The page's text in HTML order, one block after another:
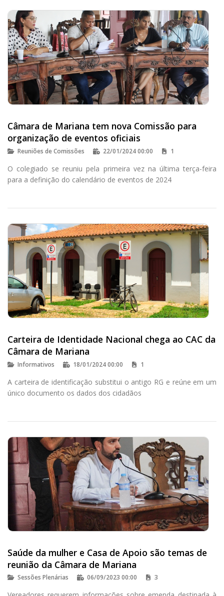
Câmara de Mariana tem nova Comissão para
organização de eventos oficiais
Reuniões de Comissões 22/01/2024 00:00 1
O colegiado se reuniu pela primeira vez na última terça-feira
para a definição do calendário de eventos de 2024
Carteira de Identidade Nacional chega ao CAC da
Câmara de Mariana
Informativos 18/01/2024 00:00 1
A carteira de identificação substitui o antigo RG e reúne em um
único documento os dados dos cidadãos
Saúde da mulher e Casa de Apoio são temas de
reunião da Câmara de Mariana
Sessões Plenárias 06/09/2023 00:00 3